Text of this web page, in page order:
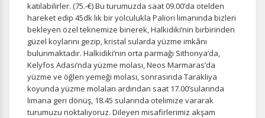
Pazarlama Çerezleri
Size ve ilgi alanlarınıza uygun reklamlar göstermek için
kullanılır. Kapatırsanız reklamları görmeye devam
edersiniz, ancak daha az alakalı olabilirler.
katılabilirler. (75.-€) Bu turumuzda saat 09.00’da otelden
hareket edip 45dk lık bir yolculukla Paliori limanında bizleri
bekleyen özel teknemize binerek, Halkidiki’nin birbirinden
güzel koylarını gezip, kristal sularda yüzme imkânı
bulunmaktadır. Halkidiki’nin orta parmağı Sithonya’da,
Kelyfos Adası’nda yüzme molası, Neos Marmaras’da
yüzme ve öğlen yemeği molası, sonrasında Tarakliya
koyunda yüzme molaları ardından saat 17.00’sularında
limana geri dönüş, 18.45 sularında otelimize vararak
turumuzu noktalıyoruz. Dileyen misafirlerimiz akşam